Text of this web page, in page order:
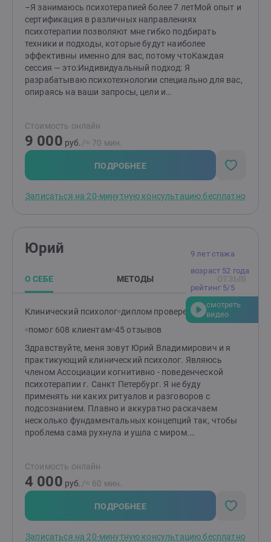
–Я занимаюсь психотерапией более 7 летМой опыт и
сертификация в различных направлениях
психотерапии позволяют мне гибко подбирать
техники и подходы, которые будут наиболее
эффективны именно для вас, потому чтоКаждая
сессия — это:Индивидуальный подход: Я
разрабатываю психотехнологии специально для вас,
опираясь на ваши запросы, цели и
только поддержку и понимание. Никакого давления
или осуждения.Быстрые результаты: Вместо
затяжных разговоров, мы работаем через
проверенные техники, чтобы изменения наступали
максимально быстро.Если вы готовы начать путь к
подходящий метод и начать движение к жизни,
Стоимость онлайн
9 000 руб. /≈ 70 мин.
ПОДРОБНЕЕ
Записаться на 20-минутную консультацию бесплатно
9 лет стажа
возраст 52 года
рейтинг 5/5
смотреть
видео
Юрий
О СЕБЕ МЕТОДЫ
Клинический психолог диплом проверен
помог 608 клиентам 45 отзывов
Здравствуйте, меня зовут Юрий Владимирович и я
практикующий клинический психолог. Являюсь
членом Ассоциации когнитивно - поведенческой
психотерапии г. Санкт Петербург. Я не буду
применять ни каких ритуалов и разговоров с
подсознанием. Плавно и аккуратно раскачаем
несколько фундаментальных концепций так, чтобы
проблема сама рухнула и ушла с миром.
Нежелательное эмоциональное состояние (чувство
вины, гнева, обиды и др.)• Проблемы в общении с
людьми• Семейные конфликты• Проблемы на работе•
Вредные привычки и зависимости (алкоголь,
наркотики, игра, РПП)• Любовная зависимость•
Стоимость онлайн
4 000 руб. /≈ 60 мин.
ПОДРОБНЕЕ
Записаться на 20-минутную консультацию бесплатно